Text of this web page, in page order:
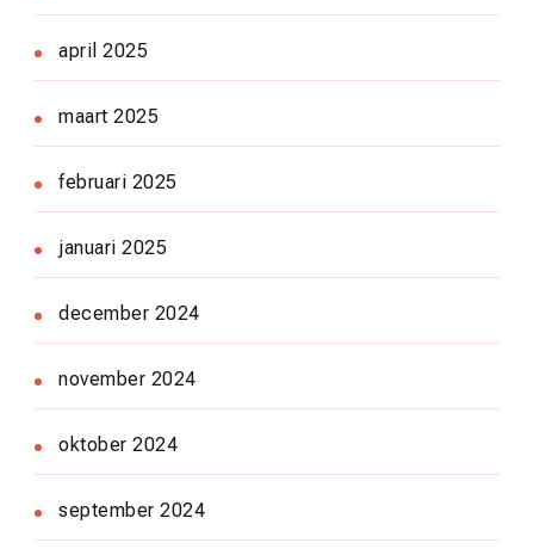
april 2025
maart 2025
februari 2025
januari 2025
december 2024
november 2024
oktober 2024
september 2024